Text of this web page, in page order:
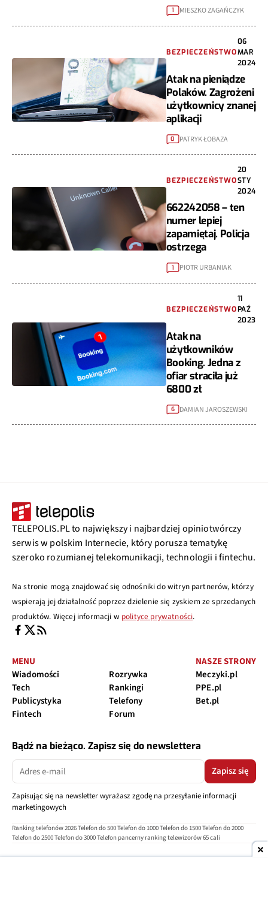
1 MIESZKO ZAGAŃCZYK
BEZPIECZEŃSTWO
06
MAR
2024
Atak na pieniądze
Polaków. Zagrożeni
użytkownicy znanej
aplikacji
0 PATRYK ŁOBAZA
BEZPIECZEŃSTWO
20
STY
2024
662242058 – ten
numer lepiej
zapamiętaj. Policja
ostrzega
1 PIOTR URBANIAK
BEZPIECZEŃSTWO
11
PAŹ
2023
Atak na
użytkowników
Booking. Jedna z
ofiar straciła już
6800 zł
6 DAMIAN JAROSZEWSKI
TELEPOLIS.PL to największy i najbardziej opiniotwórczy
serwis w polskim Internecie, który porusza tematykę
szeroko rozumianej telekomunikacji, technologii i fintechu.
Na stronie mogą znajdować się odnośniki do witryn partnerów, którzy
wspierają jej działalność poprzez dzielenie się zyskiem ze sprzedanych
produktów. Więcej informacji w polityce prywatności.
MENU
Wiadomości
Tech
Publicystyka
Fintech
Rozrywka
Rankingi
Telefony
Forum
NASZE STRONY
Meczyki.pl
PPE.pl
Bet.pl
Bądź na bieżąco. Zapisz się do newslettera
Zapisz się
Zapisując się na newsletter wyrażasz zgodę na przesyłanie informacji
marketingowych
Ranking telefonów 2026Telefon do 500Telefon do 1000Telefon do 1500Telefon do 2000
Telefon do 2500Telefon do 3000Telefon pancerny ranking telewizorów 65 cali